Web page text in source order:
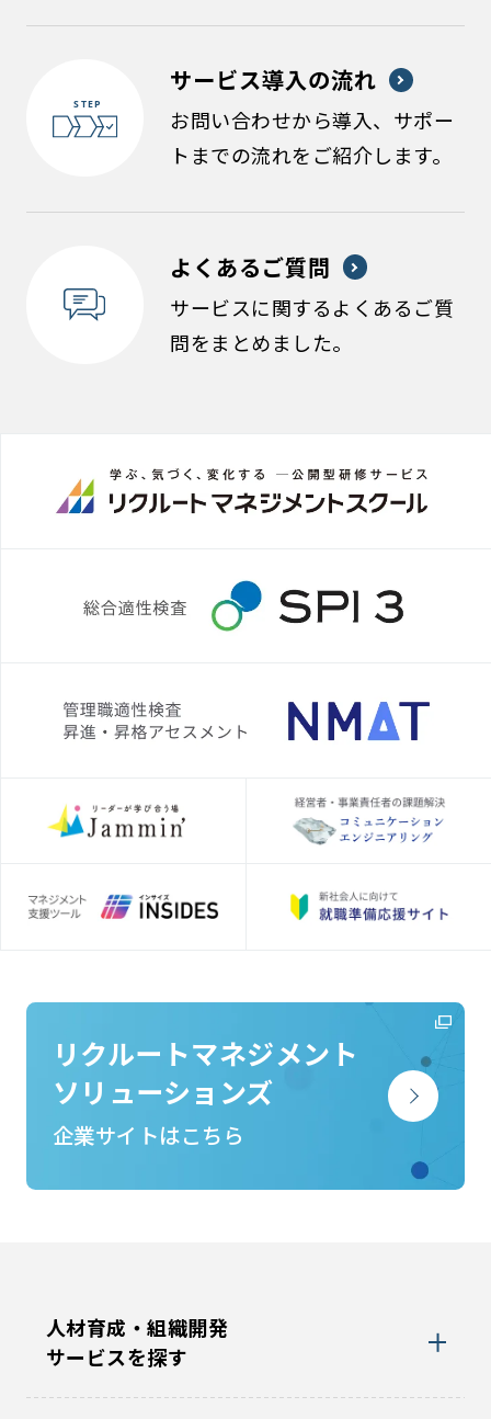
サービス導入の流れ
お問い合わせから導入、サポー
トまでの流れをご紹介します。
よくあるご質問
サービスに関するよくあるご質
問をまとめました。
リクルートマネジメント
ソリューションズ
企業サイトはこちら
人材育成・組織開発
サービスを探す